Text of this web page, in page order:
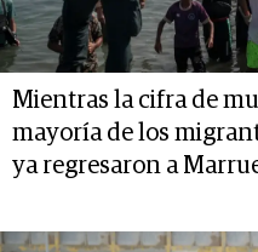
Mientras la cifra de
mayoría de los
ya regresaron a